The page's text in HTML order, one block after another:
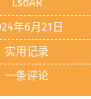
LsdAR
年6月21日
实用记录
一条评论